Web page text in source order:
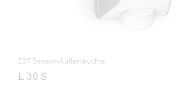
E27 Sensor-Außenleuchte
L 30 S